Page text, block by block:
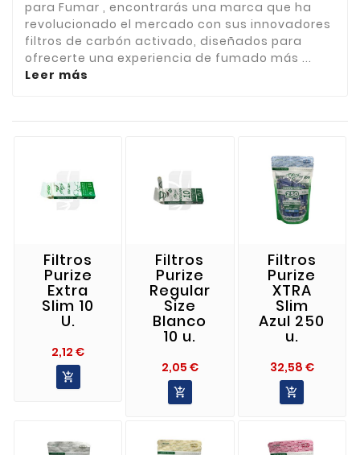
para Fumar , encontrarás una marca que ha
revolucionado el mercado con sus innovadores
filtros de carbón activado, diseñados para
ofrecerte una experiencia de fumado más ...
Leer más
Filtros
Purize
Extra
Slim 10
U.
2,12 €Precio

Filtros
Purize
Regular
Size
Blanco
10 u.
2,05 €Precio

Filtros
Purize
XTRA
Slim
Azul 250
u.
32,58 €Precio
